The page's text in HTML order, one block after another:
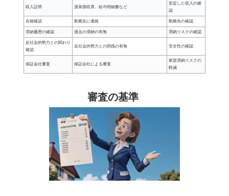
収入証明 源泉徴収票、給与明細書など
安定した収入の確
認
在籍確認 勤務先に連絡 勤務先の確認
滞納履歴の確認 過去の滞納の有無 滞納リスクの確認
反社会的勢力との関わり
確認
反社会的勢力との関係の有無 安全性の確認
保証会社審査 保証会社による審査
家賃滞納リスクの
軽減
審査の基準